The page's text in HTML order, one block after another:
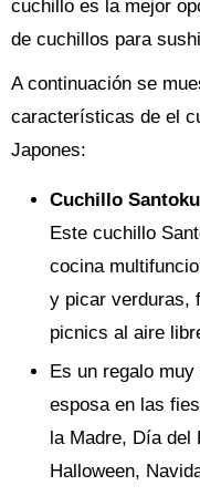
cuchillo es la mejor
de cuchillos para
A continuación se
características de el
Japones:
Cuchillo
Este cuchillo
cocina
y picar verduras,
picnics al aire
Es un regalo
esposa en las
la Madre, Día del
Halloween,